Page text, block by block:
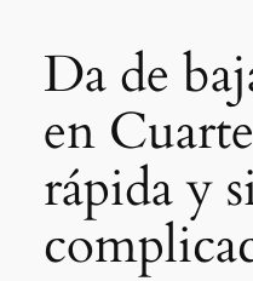
Da de
en
rápida y